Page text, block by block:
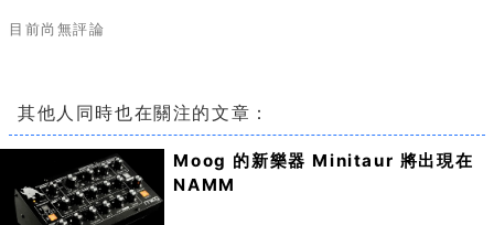
目前尚無評論
其他人同時也在關注的文章：
Moog 的新樂器 Minitaur 將出現在
NAMM